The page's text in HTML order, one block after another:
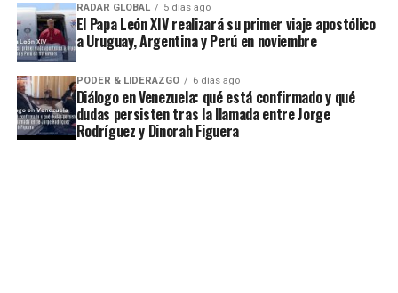
RADAR GLOBAL 5 días ago
El Papa León XIV realizará su primer viaje apostólico
a Uruguay, Argentina y Perú en noviembre
PODER & LIDERAZGO 6 días ago
Diálogo en Venezuela: qué está confirmado y qué
dudas persisten tras la llamada entre Jorge
Rodríguez y Dinorah Figuera